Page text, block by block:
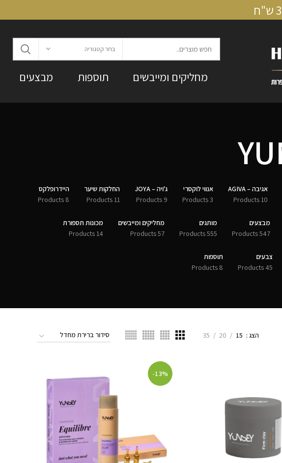
בחר קטגוריה
מחליקים ומייבשים תוספות מבצעים
אגיבה – AGIVA
10 Products
אנווי לוקסרי
3 Products
ג'ויה – JOYA
9 Products
החלקות שיער
11 Products
היידרופלקס
8 Products
מבצעים
547 Products
מותגים
555 Products
מחליקים ומייבשים
57 Products
מכונות תספורת
14 Products
צבעים
45 Products
תוספות
8 Products
הצג 15
20
35
-13%